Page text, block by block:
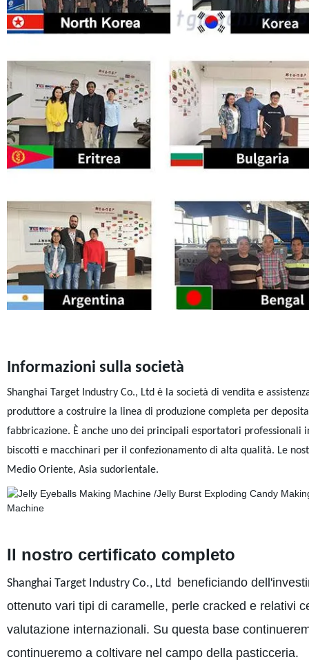
Informazioni sulla società
Shanghai Target Industry Co., Ltd è la società di vendita e
produttore a costruire la linea di produzione completa per
fabbricazione. È anche uno dei principali esportatori
biscotti e macchinari per il confezionamento di alta qualità. Le
Medio Oriente, Asia sudorientale.
Il nostro certificato completo
Shanghai Target Industry Co., Ltd
beneficiando
ottenuto vari tipi di caramelle, perle cracked e relativi
valutazione internazionali. Su questa base
continueremo a coltivare nel campo della pasticceria.